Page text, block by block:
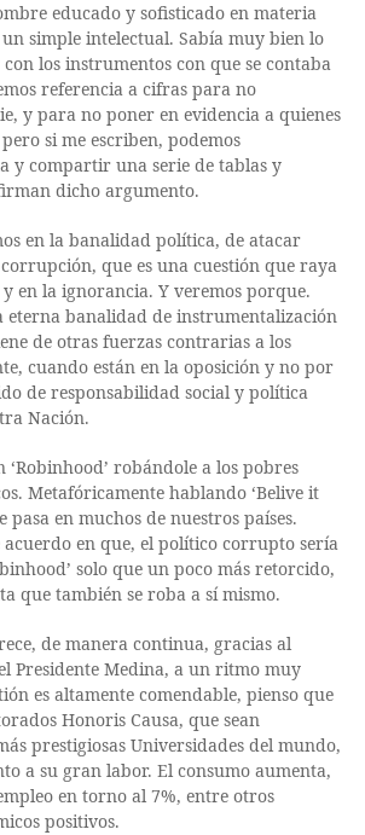
educado y sofisticado en materia
simple intelectual. Sabía muy bien lo
los instrumentos con que se contaba
referencia a cifras para no
y para no poner en evidencia a quienes
si me escriben, podemos
y compartir una serie de tablas y
dicho argumento.
en la banalidad política, de atacar
que es una cuestión que raya
en la ignorancia. Y veremos porque.
eterna banalidad de instrumentalización
de otras fuerzas contrarias a los
cuando están en la oposición y no por
de responsabilidad social y política
Nación.
robándole a los pobres
Metafóricamente hablando ‘Belive it
pasa en muchos de nuestros países.
acuerdo en que, el político corrupto sería
solo que un poco más retorcido,
que también se roba a sí mismo.
de manera continua, gracias al
Presidente Medina, a un ritmo muy
es altamente comendable, pienso que
Honoris Causa, que sean
prestigiosas Universidades del mundo,
a su gran labor. El consumo aumenta,
en torno al 7%, entre otros
positivos.